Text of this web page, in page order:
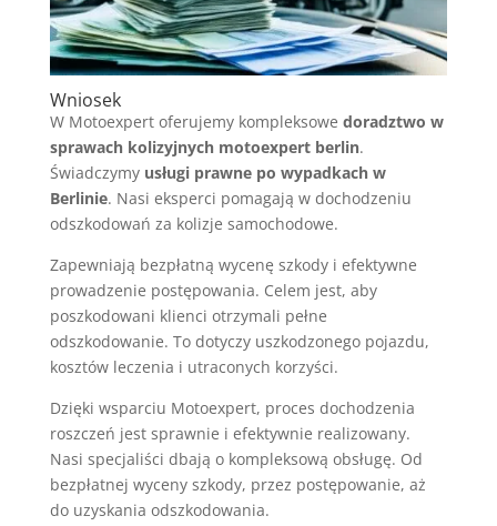
Wniosek
W Motoexpert oferujemy kompleksowe doradztwo w
sprawach kolizyjnych motoexpert berlin.
Świadczymy usługi prawne po wypadkach w
Berlinie. Nasi eksperci pomagają w dochodzeniu
odszkodowań za kolizje samochodowe.
Zapewniają bezpłatną wycenę szkody i efektywne
prowadzenie postępowania. Celem jest, aby
poszkodowani klienci otrzymali pełne
odszkodowanie. To dotyczy uszkodzonego pojazdu,
kosztów leczenia i utraconych korzyści.
Dzięki wsparciu Motoexpert, proces dochodzenia
roszczeń jest sprawnie i efektywnie realizowany.
Nasi specjaliści dbają o kompleksową obsługę. Od
bezpłatnej wyceny szkody, przez postępowanie, aż
do uzyskania odszkodowania.